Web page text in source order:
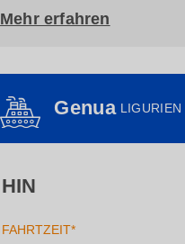
Mehr erfahren
Genua LIGURIEN
HIN
FAHRTZEIT*